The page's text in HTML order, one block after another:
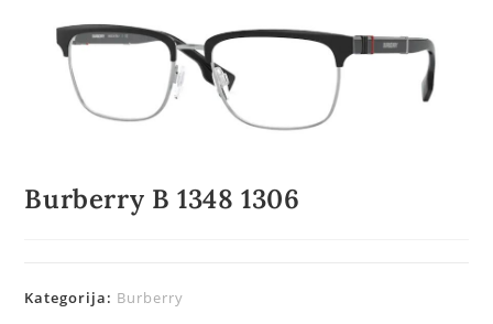
Burberry B 1348 1306
Kategorija: Burberry